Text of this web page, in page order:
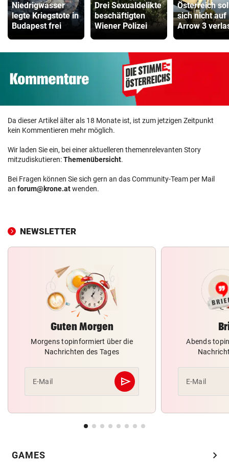
Niedrigwasser
legte Kriegstote in
Budapest frei
Drei Sexualdelikte
beschäftigten
Wiener Polizei
Österreich
sich nicht auf
Arrow 3
Da dieser Artikel älter als 18 Monate ist, ist zum jetzigen Zeitpunkt
kein Kommentieren mehr möglich.
Wir laden Sie ein, bei einer aktuelleren themenrelevanten Story
mitzudiskutieren:Themenübersicht.
Bei Fragen können Sie sich gern an das Community-Team per Mail
an forum@krone.atwenden.
NEWSLETTER
Guten Morgen
Morgens topinformiert über die
Nachrichten des Tages
E-Mail send
Abschicken
Abends
E-Mail
GAMES chevron_right